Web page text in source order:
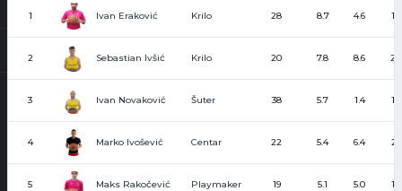
1 Ivan Eraković Krilo 28 8.7 4.6 1.3
2 Sebastian Ivšić Krilo 20 7.8 8.6 2.6
3 Ivan Novaković Šuter 38 5.7 1.4 1.4
4 Marko Ivošević Centar 22 5.4 6.4 2.1
5 Maks Rakočević Playmaker 19 5.1 5.0 1.8